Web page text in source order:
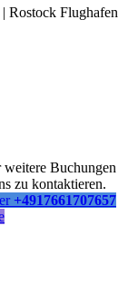
Rostock Flughafen
weitere Buchungen
zu kontaktieren.
+4917661707657